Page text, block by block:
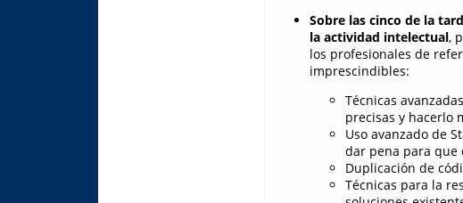
Sobre las cinco de la
la actividad intelectual,
los profesionales de
imprescindibles:
Técnicas
precisas y hacerlo
Uso avanzado de
dar pena para que
Duplicación de
Técnicas para la